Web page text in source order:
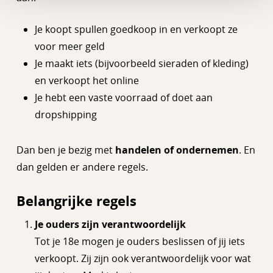
Je koopt spullen goedkoop in en verkoopt ze
voor meer geld
Je maakt iets (bijvoorbeeld sieraden of kleding)
en verkoopt het online
Je hebt een vaste voorraad of doet aan
dropshipping
Dan ben je bezig met handelen of ondernemen. En
dan gelden er andere regels.
Belangrijke regels
Je ouders zijn verantwoordelijk
Tot je 18e mogen je ouders beslissen of jij iets
verkoopt. Zij zijn ook verantwoordelijk voor wat